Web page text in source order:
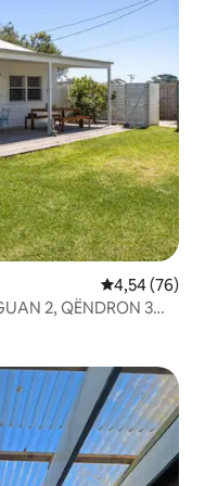
Vlerësimi
4,54 (76)
2, QËNDRON 3